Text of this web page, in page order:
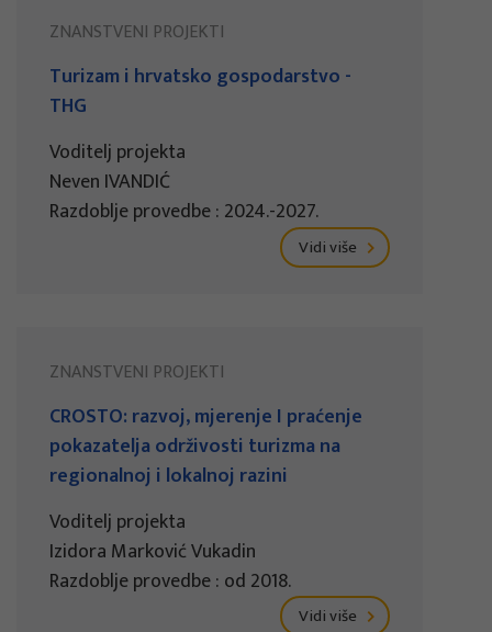
ZNANSTVENI PROJEKTI
Turizam i hrvatsko gospodarstvo -
THG
Voditelj projekta
Neven IVANDIĆ
Razdoblje provedbe : 2024.-2027.
Vidi više
ZNANSTVENI PROJEKTI
CROSTO: razvoj, mjerenje I praćenje
pokazatelja održivosti turizma na
regionalnoj i lokalnoj razini
Voditelj projekta
Izidora Marković Vukadin
Razdoblje provedbe : od 2018.
Vidi više